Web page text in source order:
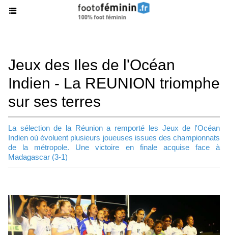
Jeux des Iles de l'Océan
Indien - La REUNION triomphe
sur ses terres
La sélection de la Réunion a remporté les Jeux de l'Océan
Indien où évoluent plusieurs joueuses issues des championnats
de la métropole. Une victoire en finale acquise face à
Madagascar (3-1)